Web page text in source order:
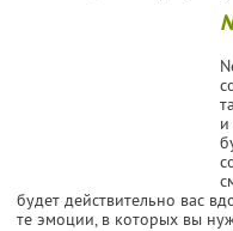
будет действительно вас
те эмоции, в которых вы